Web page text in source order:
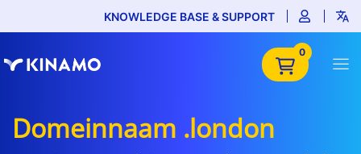
KNOWLEDGE BASE & SUPPORT
0
Domeinnaam .london